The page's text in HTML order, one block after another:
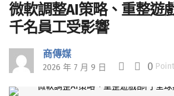
微軟調整AI策略、重整遊
千名員工受影響
商傳媒
2026 年 7 月 9 日 0